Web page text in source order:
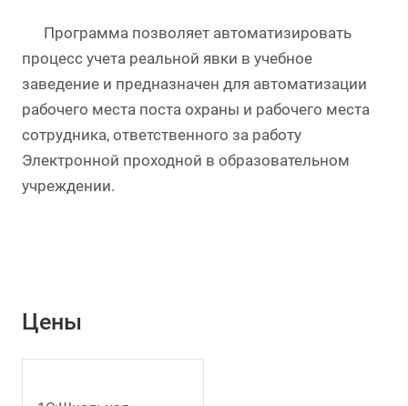
Программа позволяет автоматизировать
процесс учета реальной явки в учебное
заведение и предназначен для автоматизации
рабочего места поста охраны и рабочего места
сотрудника, ответственного за работу
Электронной проходной в образовательном
учреждении.
Цены